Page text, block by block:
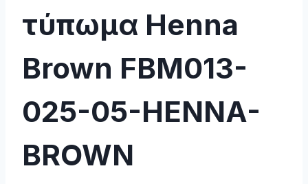
τύπωμα Henna
Brown FBM013-
025-05-HENNA-
BROWN